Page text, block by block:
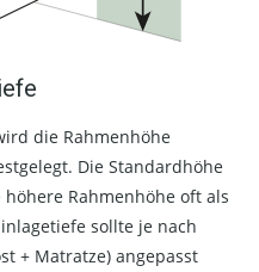
die Rahmenhöhe
Die Standardhöhe
Rahmenhöhe oft als
sollte je nach
+ Matratze) angepasst